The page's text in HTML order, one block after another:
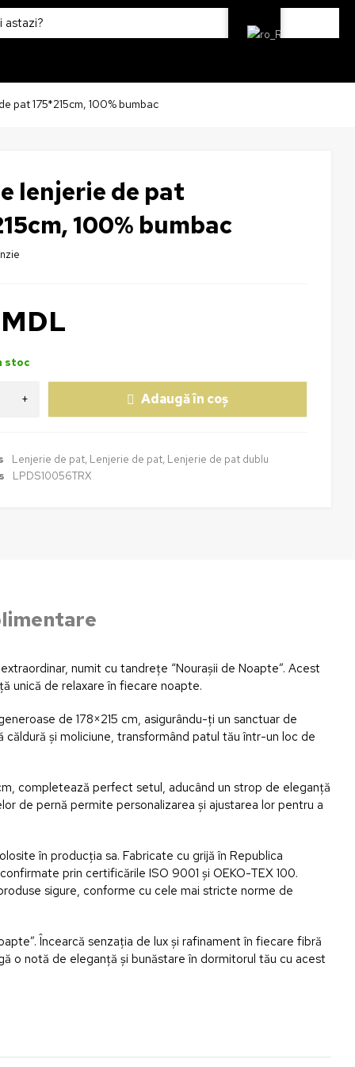
pat 175*215cm, 100% bumbac
lenjerie de pat
100% bumbac
MDL
stoc
Adaugă în coș
Lenjerie de pat, Lenjerie de pat, Lenjerie de pat dublu
LPDS10056TRX
numit cu tandrețe “Nourașii de Noapte”. Acest
unică de relaxare în fiecare noapte.
de 178×215 cm, asigurându-ți un sanctuar de
căldură și moliciune, transformând patul tău într-un loc de
completează perfect setul, aducând un strop de eleganță
de pernă permite personalizarea și ajustarea lor pentru a
în producția sa. Fabricate cu grijă în Republica
prin certificările ISO 9001 și OEKO-TEX 100.
sigure, conforme cu cele mai stricte norme de
Încearcă senzația de lux și rafinament în fiecare fibră
o notă de eleganță și bunăstare în dormitorul tău cu acest